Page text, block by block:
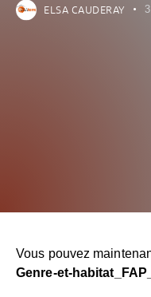
ELSA CAUDERAY
Vous pouvez
Genre-et-